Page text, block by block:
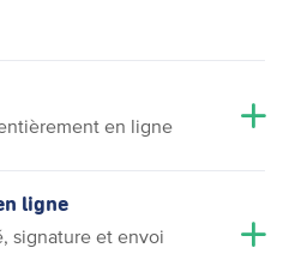
en ligne
ligne
signature et envoi